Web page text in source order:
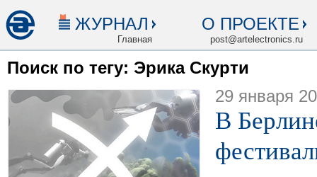
ЖУРНАЛ
Главная
О ПРОЕКТЕ
post@artelectronics.ru
Поиск по тегу: Эрика Скурти
29 января
В